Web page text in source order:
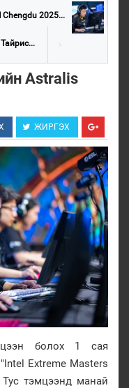
Chengdu 2025...
Astralis
ЖИРГЭХ
болох 1 сая
Extreme Masters
тэмцээнд манай